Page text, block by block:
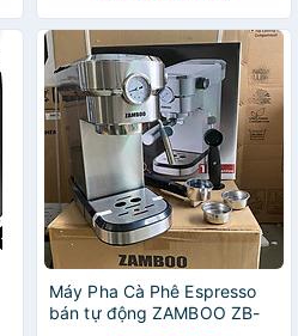
Máy Pha Cà Phê Espresso
bán tự động ZAMBOO ZB-